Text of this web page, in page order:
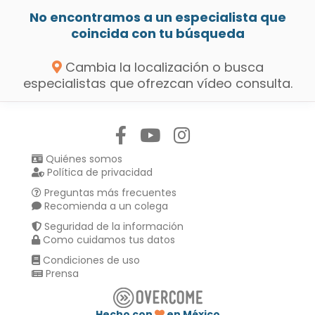
No encontramos a un especialista que
coincida con tu búsqueda
Cambia la localización o busca
especialistas que ofrezcan vídeo consulta.
Quiénes somos
Política de privacidad
Preguntas más frecuentes
Recomienda a un colega
Seguridad de la información
Como cuidamos tus datos
Condiciones de uso
Prensa